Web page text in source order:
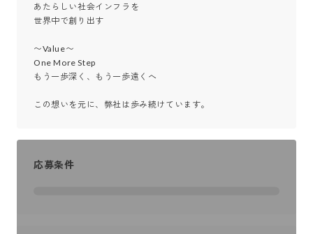
あたらしい社会インフラを
世界中で創り出す
〜Value〜
One More Step
もう一歩深く、もう一歩遠くへ
この想いを元に、弊社は歩み続けています。
応募条件